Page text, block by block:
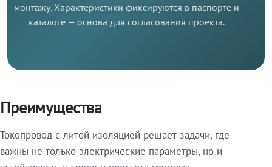
монтажу. Характеристики фиксируются в паспорте и
каталоге — основа для согласования проекта.
Преимущества
Токопровод с литой изоляцией решает задачи, где
важны не только электрические параметры, но и